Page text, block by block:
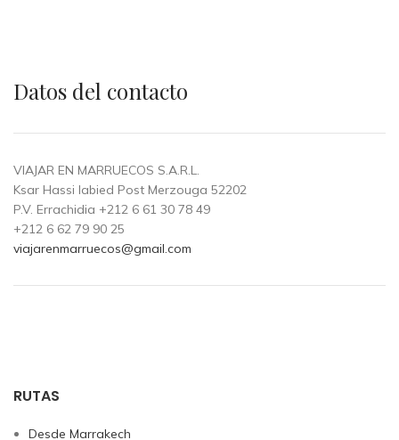
Datos del contacto
VIAJAR EN MARRUECOS S.A.R.L.
Ksar Hassi labied Post Merzouga 52202
P.V. Errachidia +212 6 61 30 78 49
+212 6 62 79 90 25
viajarenmarruecos@gmail.com
RUTAS
Desde Marrakech